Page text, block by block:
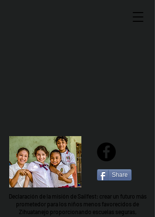
Share
Declaración de la misión de Sailfest: crear un futuro más
prometedor para los niños menos favorecidos de
Zihuatanejo proporcionando escuelas seguras,